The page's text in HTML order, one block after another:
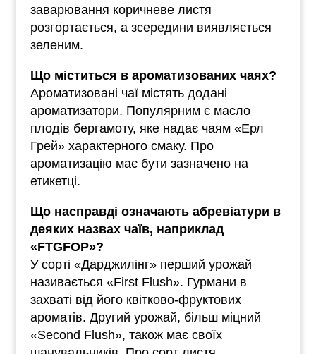
заварювання коричневе листя
розгортається, а зсередини виявляється
зеленим.
Що міститься в ароматизованих чаях?
Ароматизовані чаї містять додані
ароматизатори. Популярним є масло
плодів бергамоту, яке надає чаям «Ерл
Грей» характерного смаку. Про
ароматизацію має бути зазначено на
етикетці.
Що насправді означають абревіатури в
деяких назвах чаїв, наприклад
«FTGFOP»?
У сорті «Дарджилінг» перший урожай
називається «First Flush». Гурмани в
захваті від його квітково-фруктових
ароматів. Другий урожай, більш міцний
«Second Flush», також має своїх